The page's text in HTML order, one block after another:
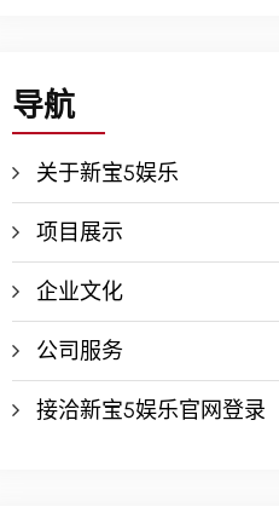
导航
关于新宝5娱乐
项目展示
企业文化
公司服务
接洽新宝5娱乐官网登录